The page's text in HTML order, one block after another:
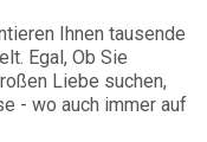
Ihnen tausende
Egal, Ob Sie
Liebe suchen,
- wo auch immer auf